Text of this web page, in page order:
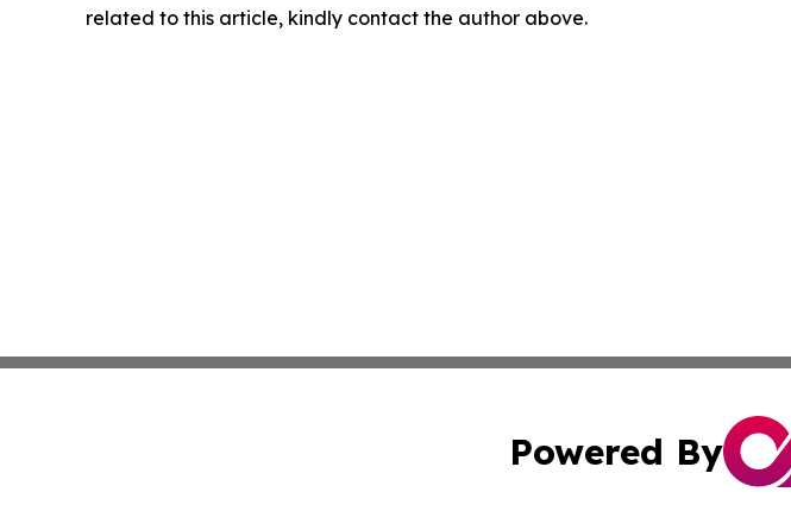
related to this article, kindly contact the author above.
Powered By